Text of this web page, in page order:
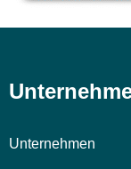
Unternehmen